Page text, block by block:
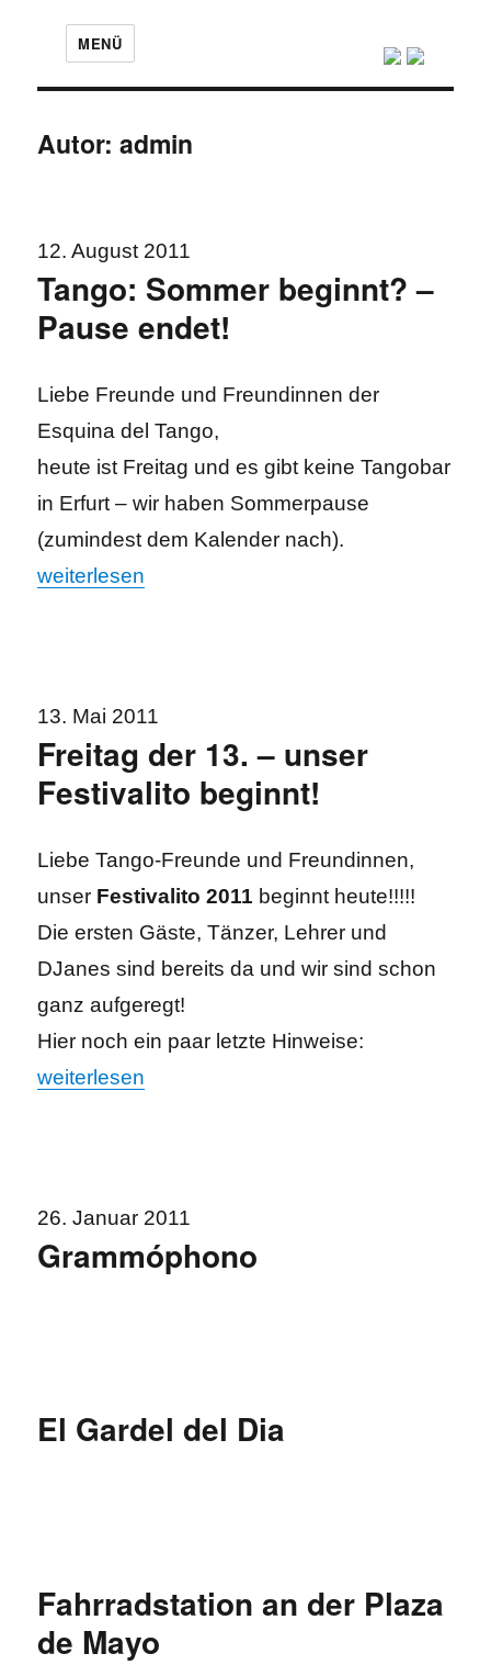
MENÜ
Autor:admin
12. August 2011
Tango: Sommer beginnt? –
Pause endet!
Liebe Freunde und Freundinnen der
Esquina del Tango,
heute ist Freitag und es gibt keine Tangobar
in Erfurt – wir haben Sommerpause
(zumindest dem Kalender nach).
„Tango: Sommer beginnt? – Pause endet!“
weiterlesen
13. Mai 2011
Freitag der 13. – unser
Festivalito beginnt!
Liebe Tango-Freunde und Freundinnen,
unser Festivalito 2011 beginnt heute!!!!!
Die ersten Gäste, Tänzer, Lehrer und
DJanes sind bereits da und wir sind schon
ganz aufgeregt!
Hier noch ein paar letzte Hinweise:
„Freitag der 13. – unser Festivalito beginnt!“
weiterlesen
26. Januar 2011
Grammóphono
El Gardel del Dia
Fahrradstation an der Plaza
de Mayo